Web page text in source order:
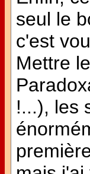
seul le
c'est
Mettre
!...), les